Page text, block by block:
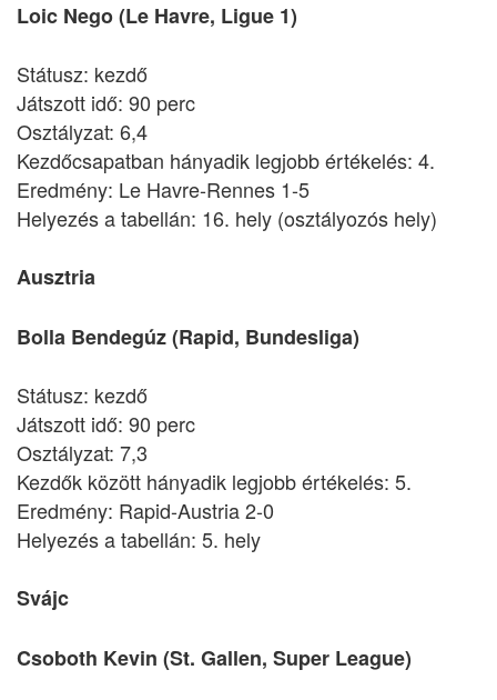
Loic Nego (Le Havre, Ligue 1)
Státusz: kezdő
Játszott idő: 90 perc
Osztályzat: 6,4
Kezdőcsapatban hányadik legjobb értékelés: 4.
Eredmény: Le Havre-Rennes 1-5
Helyezés a tabellán: 16. hely (osztályozós hely)
Ausztria
Bolla Bendegúz (Rapid, Bundesliga)
Státusz: kezdő
Játszott idő: 90 perc
Osztályzat: 7,3
Kezdők között hányadik legjobb értékelés: 5.
Eredmény: Rapid-Austria 2-0
Helyezés a tabellán: 5. hely
Svájc
Csoboth Kevin (St. Gallen, Super League)